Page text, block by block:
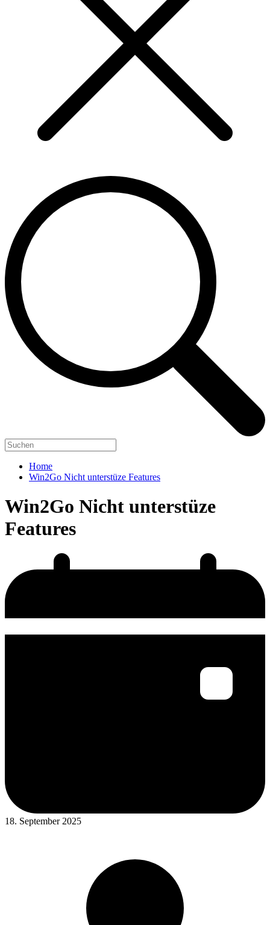
Home
Win2Go Nicht unterstüze Features
Win2Go Nicht unterstüze
Features
18. September 2025